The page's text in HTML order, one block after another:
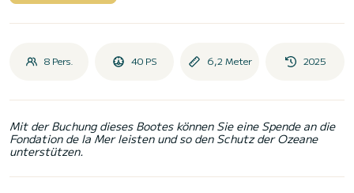
8 Pers. 40 PS 6,2 Meter 2025
Mit der Buchung dieses Bootes können Sie eine Spende an die
Fondation de la Mer leisten und so den Schutz der Ozeane
unterstützen.